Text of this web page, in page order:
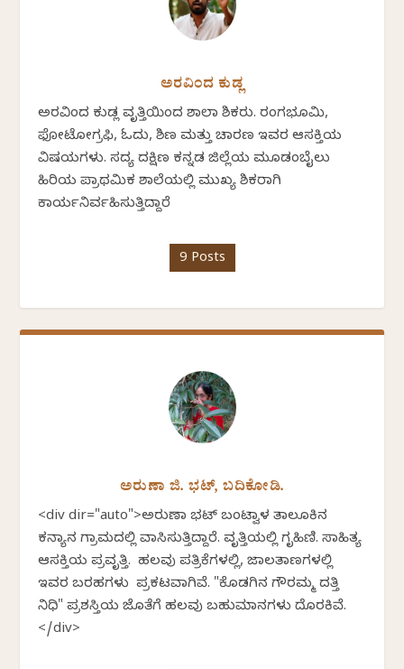
ಅರವಿಂದ ಕುಡ್ಲ
ಅರವಿಂದ ಕುಡ್ಲ ವೃತ್ತಿಯಿಂದ ಶಾಲಾ ಶಿಕ್ಷಕರು. ರಂಗಭೂಮಿ,
ಫೋಟೋಗ್ರಫಿ, ಓದು, ಶಿಕ್ಷಣ ಮತ್ತು ಚಾರಣ ಇವರ ಆಸಕ್ತಿಯ
ವಿಷಯಗಳು. ಸದ್ಯ ದಕ್ಷಿಣ ಕನ್ನಡ ಜಿಲ್ಲೆಯ ಮೂಡಂಬೈಲು
ಹಿರಿಯ ಪ್ರಾಥಮಿಕ ಶಾಲೆಯಲ್ಲಿ ಮುಖ್ಯ ಶಿಕ್ಷಕರಾಗಿ
ಕಾರ್ಯನಿರ್ವಹಿಸುತ್ತಿದ್ದಾರೆ
9 Posts
ಅರುಣಾ ಜಿ. ಭಟ್, ಬದಿಕೋಡಿ.
<div dir="auto">ಅರುಣಾ ಭಟ್ ಬಂಟ್ವಾಳ ತಾಲೂಕಿನ
ಕನ್ಯಾನ ಗ್ರಾಮದಲ್ಲಿ ವಾಸಿಸುತ್ತಿದ್ದಾರೆ. ವೃತ್ತಿಯಲ್ಲಿ ಗೃಹಿಣಿ. ಸಾಹಿತ್ಯ
ಆಸಕ್ತಿಯ ಪ್ರವೃತ್ತಿ. ಹಲವು ಪತ್ರಿಕೆಗಳಲ್ಲಿ, ಜಾಲತಾಣಗಳಲ್ಲಿ
ಇವರ ಬರಹಗಳು ಪ್ರಕಟವಾಗಿವೆ. "ಕೊಡಗಿನ ಗೌರಮ್ಮ ದತ್ತಿ
ನಿಧಿ" ಪ್ರಶಸ್ತಿಯ ಜೊತೆಗೆ ಹಲವು ಬಹುಮಾನಗಳು ದೊರಕಿವೆ.
</div>